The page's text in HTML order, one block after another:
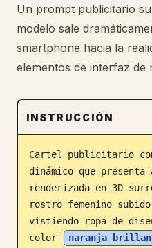
Prompts
Precios
Descargar
Blog
Actualizaciones
Un prompt publicitario
modelo sale
smartphone hacia la
elementos de interfaz de
INSTRUCCIÓN
Cartel publicitario
dinámico que
renderizada en 3D
rostro femenino
vistiendo ropa de
color
naranja